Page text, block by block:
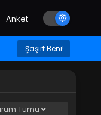
Anket
Şaşırt Beni!
Tümü